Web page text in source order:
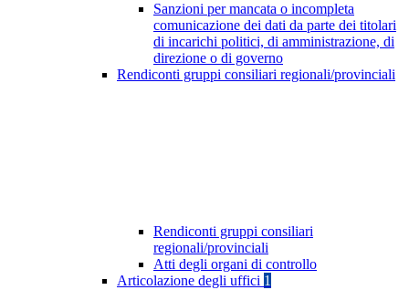
Sanzioni per mancata o incompleta
comunicazione dei dati da parte dei titolari
di incarichi politici, di amministrazione, di
direzione o di governo
Rendiconti gruppi consiliari regionali/provinciali
Rendiconti gruppi consiliari
regionali/provinciali
Atti degli organi di controllo
Articolazione degli uffici 1